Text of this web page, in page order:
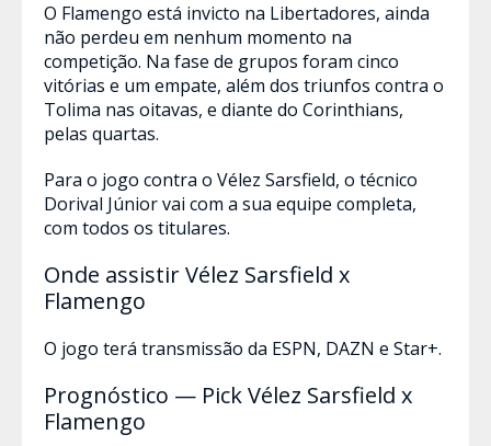
O Flamengo está invicto na Libertadores, ainda
não perdeu em nenhum momento na
competição. Na fase de grupos foram cinco
vitórias e um empate, além dos triunfos contra o
Tolima nas oitavas, e diante do Corinthians,
pelas quartas.
Para o jogo contra o Vélez Sarsfield, o técnico
Dorival Júnior vai com a sua equipe completa,
com todos os titulares.
Onde assistir Vélez Sarsfield x
Flamengo
O jogo terá transmissão da ESPN, DAZN e Star+.
Prognóstico — Pick Vélez Sarsfield x
Flamengo